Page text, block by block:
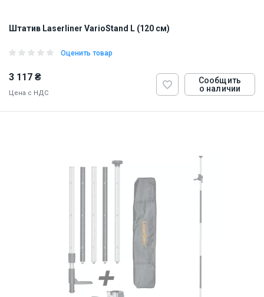
Штатив Laserliner VarioStand L (120 см)
Оценить товар
3 117 ₴
Цена с НДС
Сообщить
о наличии